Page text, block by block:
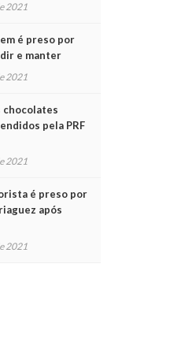
2021
é preso por
e manter
em cárcere
2021
chocolates
pela PRF
no Natal
2021
é preso por
após
2021